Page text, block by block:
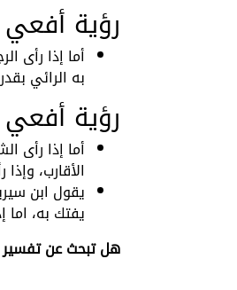
رؤية
أما إذا رأى
به الرائي
رؤية
أما إذا رأى
الأقارب،
يقول ابن
يفتك به،
هل تبحث عن